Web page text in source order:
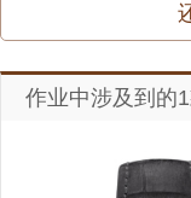
作业中涉及到的